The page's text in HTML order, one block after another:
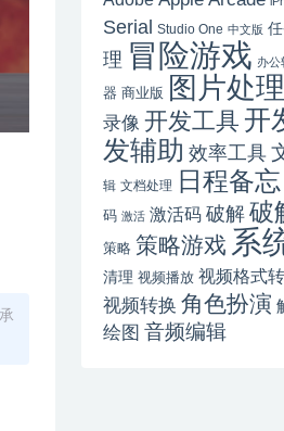
Serial Studio One 中文版
理 冒险游戏 办公
器 商业版 图片处理
录像 开发工具 开
发辅助 效率工具
辑 文档处理 日程备忘
码 激活 激活码 破解破
策略 策略游戏 系
清理 视频播放 视频格式
视频转换 角色扮演
绘图 音频编辑